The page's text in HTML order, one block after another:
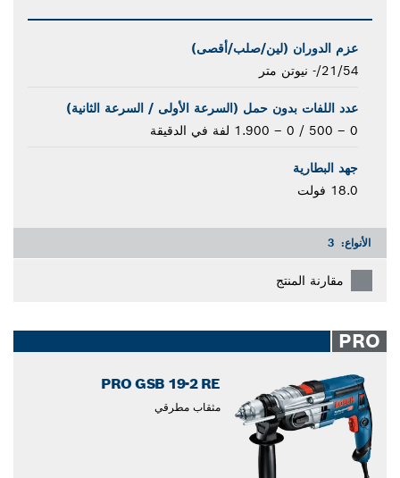
عزم الدوران (لين/صلب/أقصى)
21/54/- نيوتن متر
عدد اللفات بدون حمل (السرعة الأولى / السرعة الثانية)‎
0 – 500 / 0 – 1.900 لفة في الدقيقة
جهد البطارية
18.0 فولت
الأنواع: 3
مقارنة المنتج
PRO
PRO GSB 19-2 RE
مثقاب مطرقي